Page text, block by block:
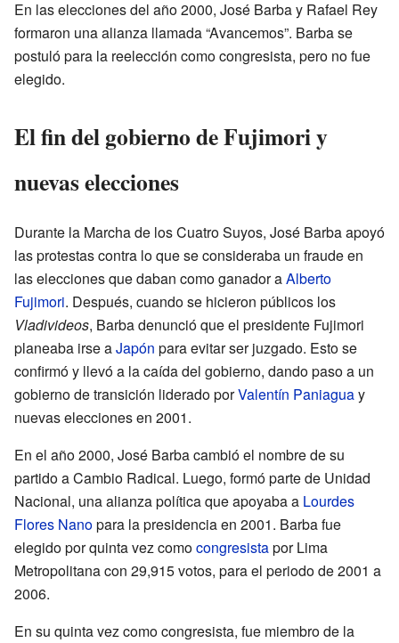
En las elecciones del año 2000, José Barba y Rafael Rey
formaron una alianza llamada “Avancemos”. Barba se
postuló para la reelección como congresista, pero no fue
elegido.
El fin del gobierno de Fujimori y
nuevas elecciones
Durante la Marcha de los Cuatro Suyos, José Barba apoyó
las protestas contra lo que se consideraba un fraude en
las elecciones que daban como ganador aAlberto
Fujimori. Después, cuando se hicieron públicos los
Vladivideos, Barba denunció que el presidente Fujimori
planeaba irse aJapón para evitar ser juzgado. Esto se
confirmó y llevó a la caída del gobierno, dando paso a un
gobierno de transición liderado porValentín Paniaguay
nuevas elecciones en 2001.
En el año 2000, José Barba cambió el nombre de su
partido a Cambio Radical. Luego, formó parte de Unidad
Nacional, una alianza política que apoyaba a Lourdes
Flores Nanopara la presidencia en 2001. Barba fue
elegido por quinta vez comocongresistapor Lima
Metropolitana con 29,915 votos, para el periodo de 2001 a
2006.
En su quinta vez como congresista, fue miembro de la